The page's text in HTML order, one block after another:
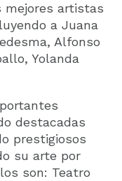
mejores artistas
a Juana
Alfonso
Yolanda
destacadas
prestigiosos
su arte por
son: Teatro